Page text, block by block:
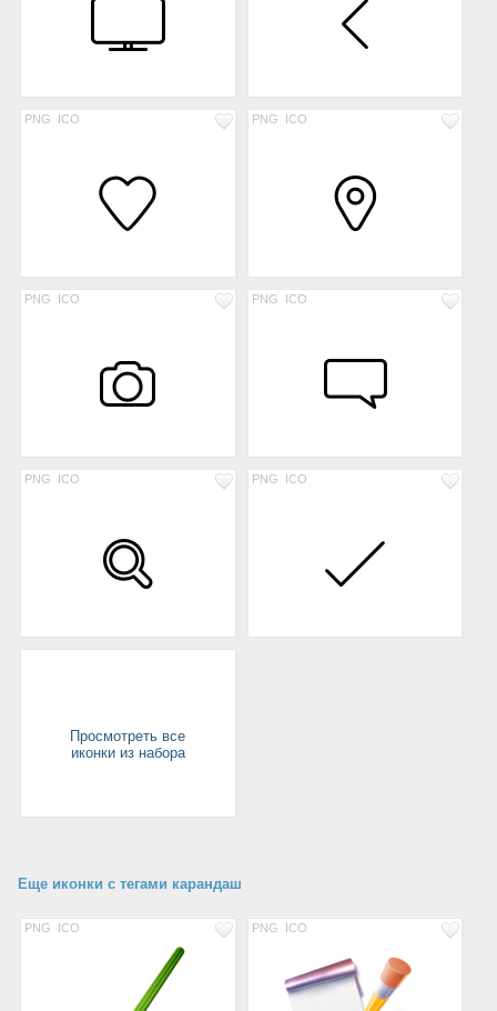
PNG ICO PNG ICO
PNG ICO PNG ICO
PNG ICO PNG ICO
Просмотреть все
иконки из набора
Еще иконки с тегами карандаш
PNG ICO PNG ICO